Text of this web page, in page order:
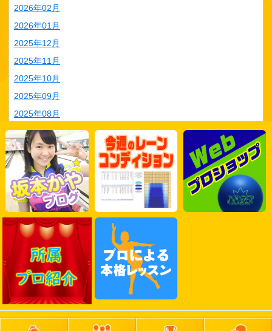
2026年02月
2026年01月
2025年12月
2025年11月
2025年10月
2025年09月
2025年08月
2025年07月
2025年06月
2025年05月
2025年04月
2025年03月
2025年02月
2025年01月
2024年12月
2024年11月
2024年10月
2024年09月
2024年08月